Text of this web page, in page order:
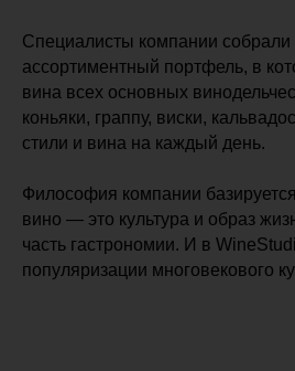
Специалисты компании
ассортиментный портфель, в
вина всех основных
коньяки, граппу, виски,
стили и вина на каждый день.
Философия компании
вино — это культура и образ
часть гастрономии. И в
популяризации многовекового